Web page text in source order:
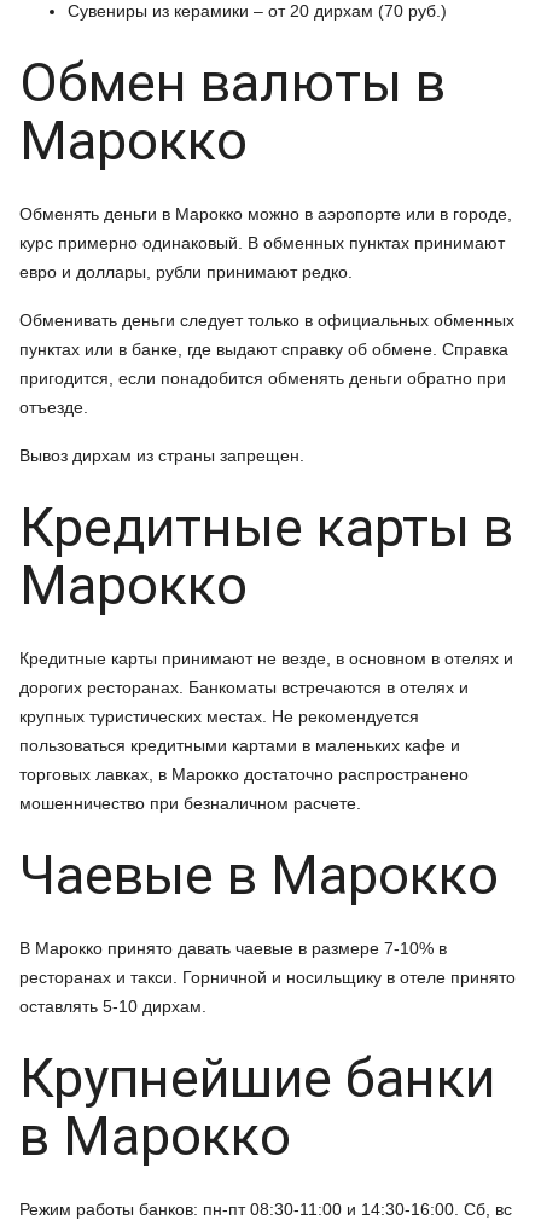
Сувениры из керамики – от 20 дирхам (70 руб.)
Обмен валюты в
Марокко
Обменять деньги в Марокко можно в аэропорте или в городе,
курс примерно одинаковый. В обменных пунктах принимают
евро и доллары, рубли принимают редко.
Обменивать деньги следует только в официальных обменных
пунктах или в банке, где выдают справку об обмене. Справка
пригодится, если понадобится обменять деньги обратно при
отъезде.
Вывоз дирхам из страны запрещен.
Кредитные карты в
Марокко
Кредитные карты принимают не везде, в основном в отелях и
дорогих ресторанах. Банкоматы встречаются в отелях и
крупных туристических местах. Не рекомендуется
пользоваться кредитными картами в маленьких кафе и
торговых лавках, в Марокко достаточно распространено
мошенничество при безналичном расчете.
Чаевые в Марокко
В Марокко принято давать чаевые в размере 7-10% в
ресторанах и такси. Горничной и носильщику в отеле принято
оставлять 5-10 дирхам.
Крупнейшие банки
в Марокко
Режим работы банков: пн-пт 08:30-11:00 и 14:30-16:00. Сб, вс